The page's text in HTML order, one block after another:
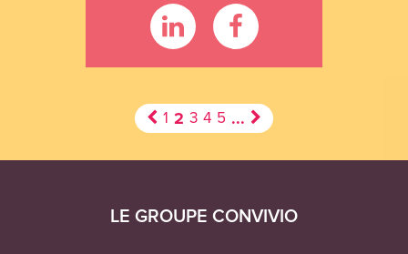
1 2 3 4 5 ...
LE GROUPE CONVIVIO